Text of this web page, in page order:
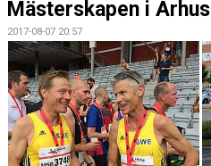
POWER 60
KONTAKT
LÄNKAR
INTERNA TÄVLINGAR
Mästerskapen i Århus
2017-08-07 20:57